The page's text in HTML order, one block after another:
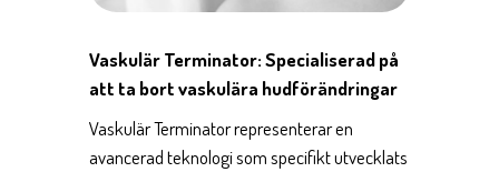
Vaskulär Terminator: Specialiserad på
att ta bort vaskulära hudförändringar
Vaskulär Terminator representerar en
avancerad teknologi som specifikt utvecklats